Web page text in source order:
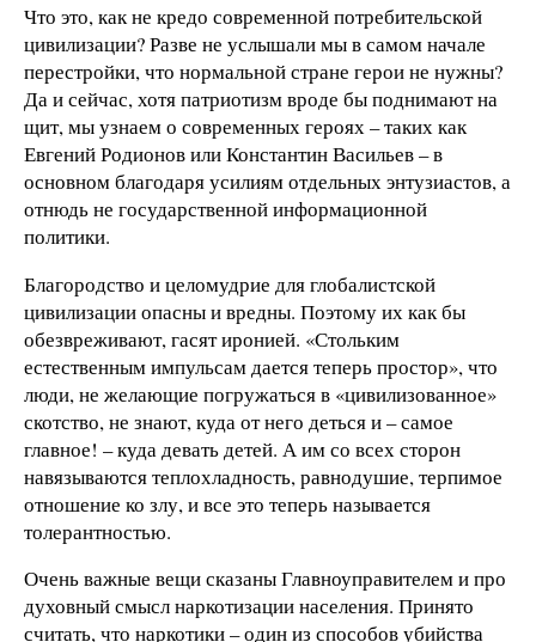
Что это, как не кредо современной потребительской
цивилизации? Разве не услышали мы в самом начале
перестройки, что нормальной стране герои не нужны?
Да и сейчас, хотя патриотизм вроде бы поднимают на
щит, мы узнаем о современных героях – таких как
Евгений Родионов или Константин Васильев – в
основном благодаря усилиям отдельных энтузиастов, а
отнюдь не государственной информационной
политики.
Благородство и целомудрие для глобалистской
цивилизации опасны и вредны. Поэтому их как бы
обезвреживают, гасят иронией. «Стольким
естественным импульсам дается теперь простор», что
люди, не желающие погружаться в «цивилизованное»
скотство, не знают, куда от него деться и – самое
главное! – куда девать детей. А им со всех сторон
навязываются теплохладность, равнодушие, терпимое
отношение ко злу, и все это теперь называется
толерантностью.
Очень важные вещи сказаны Главноуправителем и про
духовный смысл наркотизации населения. Принято
считать, что наркотики – один из способов убийства